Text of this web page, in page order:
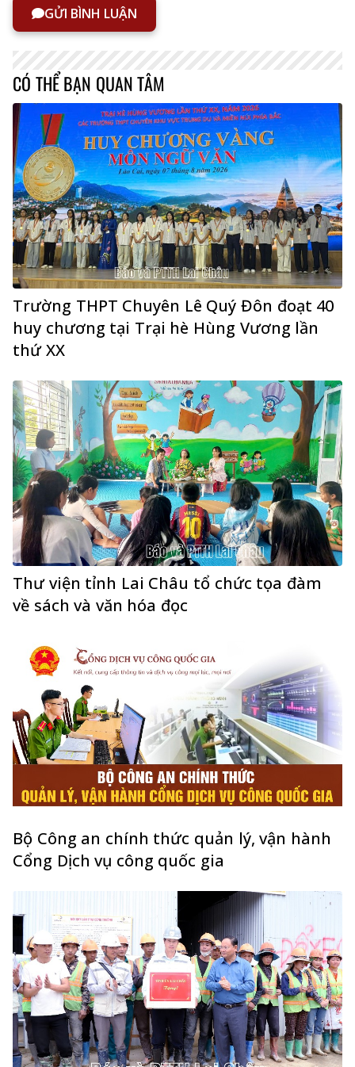
GỬI BÌNH LUẬN
CÓ THỂ BẠN QUAN TÂM
Trường THPT Chuyên Lê Quý Đôn đoạt 40
huy chương tại Trại hè Hùng Vương lần
thứ XX
Thư viện tỉnh Lai Châu tổ chức tọa đàm
về sách và văn hóa đọc
Bộ Công an chính thức quản lý, vận hành
Cổng Dịch vụ công quốc gia